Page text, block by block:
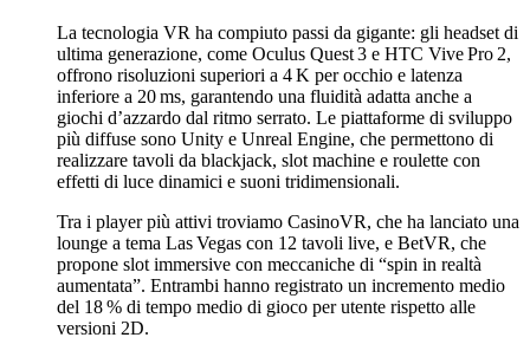
La tecnologia VR ha compiuto passi da gigante: gli headset di
ultima generazione, come Oculus Quest 3 e HTC Vive Pro 2,
offrono risoluzioni superiori a 4 K per occhio e latenza
inferiore a 20 ms, garantendo una fluidità adatta anche a
giochi d’azzardo dal ritmo serrato. Le piattaforme di sviluppo
più diffuse sono Unity e Unreal Engine, che permettono di
realizzare tavoli da blackjack, slot machine e roulette con
effetti di luce dinamici e suoni tridimensionali.
Tra i player più attivi troviamo CasinoVR, che ha lanciato una
lounge a tema Las Vegas con 12 tavoli live, e BetVR, che
propone slot immersive con meccaniche di “spin in realtà
aumentata”. Entrambi hanno registrato un incremento medio
del 18 % di tempo medio di gioco per utente rispetto alle
versioni 2D.